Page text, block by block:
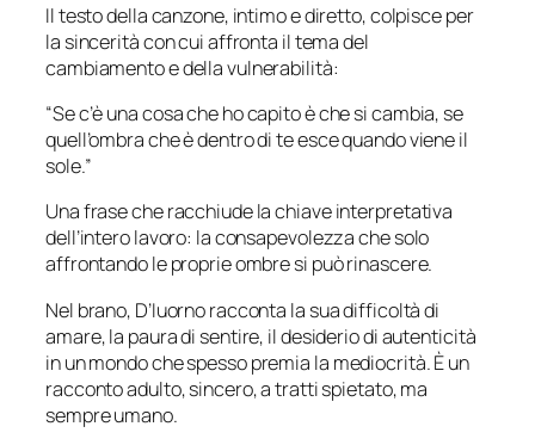
Il testo della canzone, intimo e diretto, colpisce per
la sincerità con cui affronta il tema del
cambiamento e della vulnerabilità:
“Se c’è una cosa che ho capito è che si cambia, se
quell’ombra che è dentro di te esce quando viene il
sole.”
Una frase che racchiude la chiave interpretativa
dell’intero lavoro: la consapevolezza che solo
affrontando le proprie ombre si può rinascere.
Nel brano, D’Iuorno racconta la sua difficoltà di
amare, la paura di sentire, il desiderio di autenticità
in un mondo che spesso premia la mediocrità. È un
racconto adulto, sincero, a tratti spietato, ma
sempre umano.